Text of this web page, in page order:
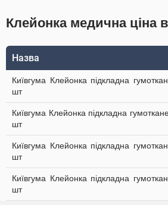
Клейонка медична ціна
Назва
Київгума Клейонка підкладна
шт
Київгума Клейонка підкладна
шт
Київгума Клейонка підкладна
шт
Київгума Клейонка підкладна
шт